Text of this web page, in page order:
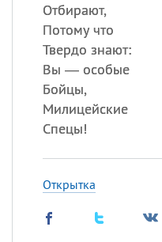
Отбирают,
Потому что
Твердо знают:
Вы — особые
Бойцы,
Милицейские
Спецы!
Открытка